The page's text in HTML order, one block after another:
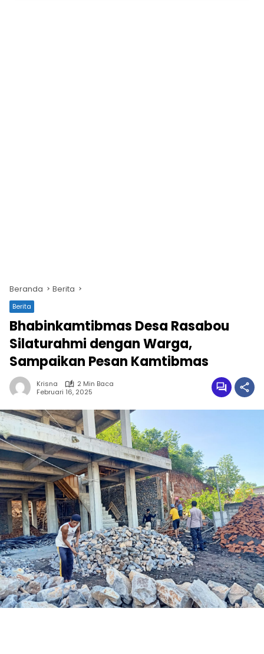
Beranda Berita
Berita
Bhabinkamtibmas Desa Rasabou
Silaturahmi dengan Warga,
Sampaikan Pesan Kamtibmas
Krisna
2 Min Baca
Februari 16, 2025